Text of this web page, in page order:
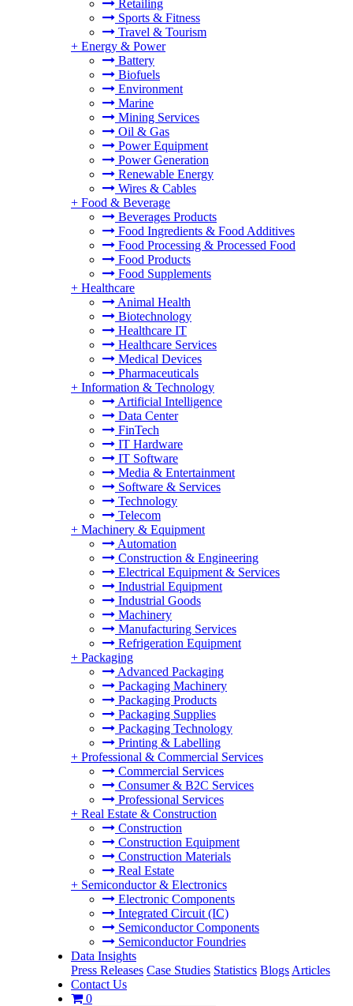
Retailing
Sports & Fitness
Travel & Tourism
+ Energy & Power
Battery
Biofuels
Environment
Marine
Mining Services
Oil & Gas
Power Equipment
Power Generation
Renewable Energy
Wires & Cables
+ Food & Beverage
Beverages Products
Food Ingredients & Food Additives
Food Processing & Processed Food
Food Products
Food Supplements
+ Healthcare
Animal Health
Biotechnology
Healthcare IT
Healthcare Services
Medical Devices
Pharmaceuticals
+ Information & Technology
Artificial Intelligence
Data Center
FinTech
IT Hardware
IT Software
Media & Entertainment
Software & Services
Technology
Telecom
+ Machinery & Equipment
Automation
Construction & Engineering
Electrical Equipment & Services
Industrial Equipment
Industrial Goods
Machinery
Manufacturing Services
Refrigeration Equipment
+ Packaging
Advanced Packaging
Packaging Machinery
Packaging Products
Packaging Supplies
Packaging Technology
Printing & Labelling
+ Professional & Commercial Services
Commercial Services
Consumer & B2C Services
Professional Services
+ Real Estate & Construction
Construction
Construction Equipment
Construction Materials
Real Estate
+ Semiconductor & Electronics
Electronic Components
Integrated Circuit (IC)
Semiconductor Components
Semiconductor Foundries
Data Insights
Press Releases Case Studies Statistics Blogs Articles
Contact Us
0